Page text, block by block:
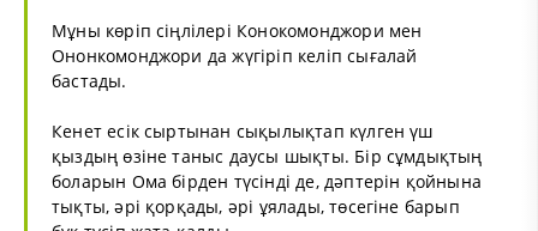
Мұны көріп сіңлілері Конокомонджори мен
Ононкомонджори да жүгіріп келіп сығалай
бастады.
Кенет есік сыртынан сықылықтап күлген үш
қыздың өзіне таныс даусы шықты. Бір сұмдықтың
боларын Ома бірден түсінді де, дәптерін қойнына
тықты, әрі қорқады, әрі ұялады, төсегіне барып